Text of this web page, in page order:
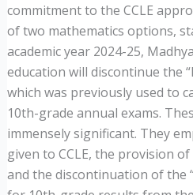
commitment to the CCLE
of two mathematics options,
academic year 2024-25,
education will discontinue the
which was previously used to
10th-grade annual exams.
immensely significant. They
given to CCLE, the provision
and the discontinuation of the